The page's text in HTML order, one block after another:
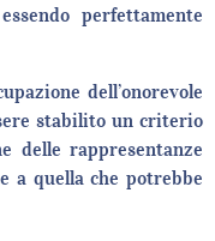
perfettamente
dell’onorevole
stabilito un criterio
delle rappresentanze
a quella che potrebbe